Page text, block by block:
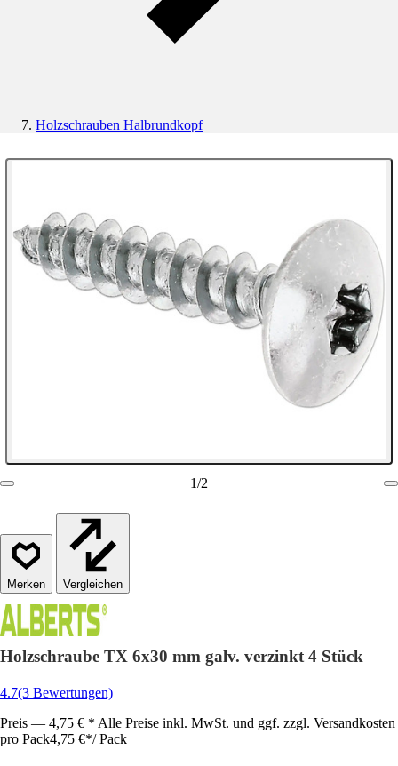
Holzschrauben Halbrundkopf
1/2
Vergleichen
Holzschraube TX 6x30 mm galv. verzinkt 4 Stück
4.7(3 Bewertungen)
Preis — 4,75 € * Alle Preise inkl. MwSt. und ggf. zzgl. Versandkosten
pro Pack4,75 €*/ Pack